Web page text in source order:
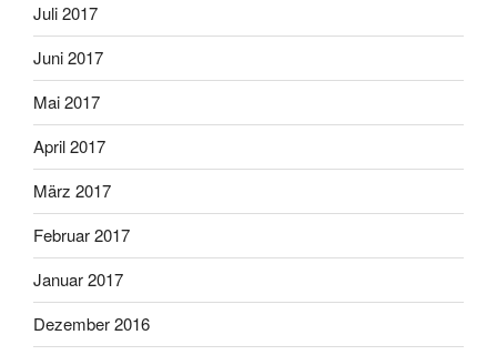
Juli 2017
Juni 2017
Mai 2017
April 2017
März 2017
Februar 2017
Januar 2017
Dezember 2016